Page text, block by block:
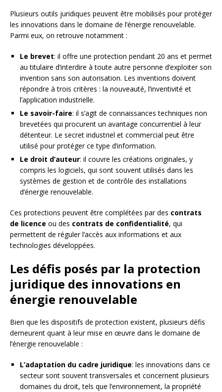
Plusieurs outils juridiques peuvent être mobilisés pour protéger
les innovations dans le domaine de l’énergie renouvelable.
Parmi eux, on retrouve notamment :
Le brevet: il offre une protection pendant 20 ans et permet
au titulaire d’interdire à toute autre personne d’exploiter son
invention sans son autorisation. Les inventions doivent
répondre à trois critères : la nouveauté, l’inventivité et
l’application industrielle.
Le savoir-faire: il s’agit de connaissances techniques non
brevetées qui procurent un avantage concurrentiel à leur
détenteur. Le secret industriel et commercial peut être
utilisé pour protéger ce type d’information.
Le droit d’auteur: il couvre les créations originales, y
compris les logiciels, qui sont souvent utilisés dans les
systèmes de gestion et de contrôle des installations
d’énergie renouvelable.
Ces protections peuvent être complétées par des contrats
de licence ou des contrats de confidentialité, qui
permettent de réguler l’accès aux informations et aux
technologies développées.
Les défis posés par la protection
juridique des innovations en
énergie renouvelable
Bien que les dispositifs de protection existent, plusieurs défis
demeurent quant à leur mise en œuvre dans le domaine de
l’énergie renouvelable :
L’adaptation du cadre juridique: les innovations dans ce
secteur sont souvent transversales et concernent plusieurs
domaines du droit, tels que l’environnement, la propriété